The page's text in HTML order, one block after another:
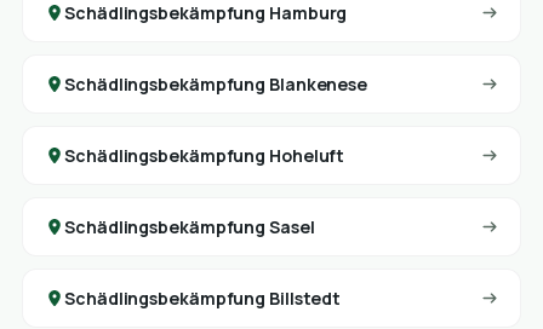
Schädlingsbekämpfung Hamburg
Schädlingsbekämpfung Blankenese
Schädlingsbekämpfung Hoheluft
Schädlingsbekämpfung Sasel
Schädlingsbekämpfung Billstedt